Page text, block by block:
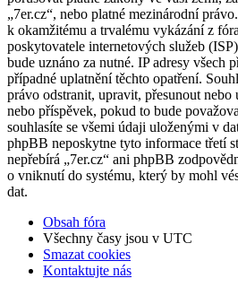
„7er.cz“, nebo platné mezinárodní
k okamžitému a trvalému vykázání z
poskytovatele internetových služeb
bude uznáno za nutné. IP adresy všech
případné uplatnění těchto opatření.
právo odstranit, upravit, přesunout
nebo příspěvek, pokud to bude
souhlasíte se všemi údaji uloženými v
phpBB neposkytne tyto informace třetí
nepřebírá „7er.cz“ ani phpBB
o vniknutí do systému, který by mohl
dat.
Obsah fóra
Všechny časy jsou v UTC
Smazat cookies
Kontaktujte nás